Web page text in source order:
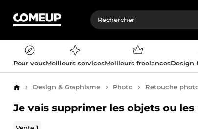
Pour vousMeilleurs servicesMeilleurs freelancesDesign
AccueilDesign & Graphisme Photo Retouche
Je vais supprimer les objets ou
Vente1